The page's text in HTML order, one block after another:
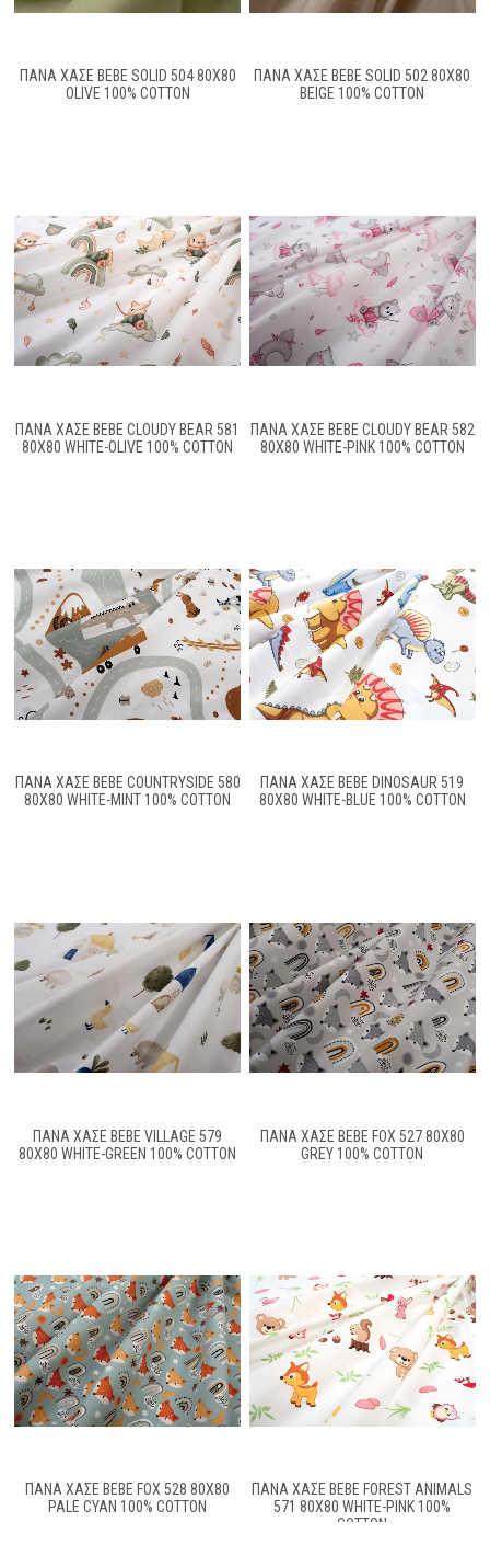
ΠΆΝΑ ΧΑΣΈ BEBE SOLID 504 80X80
OLIVE 100% COTTON
ΠΆΝΑ ΧΑΣΈ BEBE SOLID 502 80X80
BEIGE 100% COTTON
ΠΆΝΑ ΧΑΣΈ BEBE CLOUDY BEAR 581
80X80 WHITE-OLIVE 100% COTTON
ΠΆΝΑ ΧΑΣΈ BEBE CLOUDY BEAR 582
80X80 WHITE-PINK 100% COTTON
ΠΆΝΑ ΧΑΣΈ BEBE COUNTRYSIDE 580
80X80 WHITE-MINT 100% COTTON
ΠΆΝΑ ΧΑΣΈ BEBE DINOSAUR 519
80X80 WHITE-BLUE 100% COTTON
ΠΆΝΑ ΧΑΣΈ BEBE VILLAGE 579
80X80 WHITE-GREEN 100% COTTON
ΠΆΝΑ ΧΑΣΈ BEBE FOX 527 80X80
GREY 100% COTTON
ΠΆΝΑ ΧΑΣΈ BEBE FOX 528 80X80
PALE CYAN 100% COTTON
ΠΆΝΑ ΧΑΣΈ BEBE FOREST ANIMALS
571 80X80 WHITE-PINK 100%
COTTON